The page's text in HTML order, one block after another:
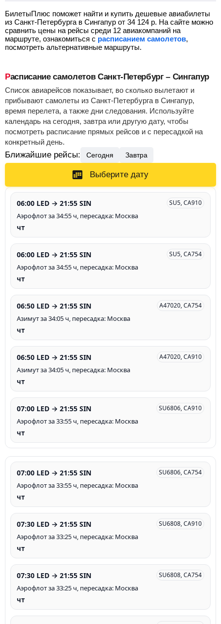
БилетыПлюс поможет найти и купить дешевые авиабилеты
из Санкт-Петербурга в Сингапур от 34 124 р. На сайте можно
сравнить цены на рейсы среди 12 авиакомпаний на
маршруте, ознакомиться с расписанием самолетов,
посмотреть альтернативные маршруты.
Расписание самолетов Санкт-Петербург – Сингапур
Список авиарейсов показывает, во сколько вылетают и
прибывают самолеты из Санкт-Петербурга в Сингапур,
время перелета, а также дни следования. Используйте
календарь на сегодня, завтра или другую дату, чтобы
посмотреть расписание прямых рейсов и с пересадкой на
конкретный день.
Ближайшие рейсы: Сегодня Завтра
Выберите дату
06:00 LED → 21:55 SIN SU5, CA910
Аэрофлот за 34:55 ч, пересадка: Москва
чт
06:00 LED → 21:55 SIN SU5, CA754
Аэрофлот за 34:55 ч, пересадка: Москва
чт
06:50 LED → 21:55 SIN A47020, CA754
Азимут за 34:05 ч, пересадка: Москва
чт
06:50 LED → 21:55 SIN A47020, CA910
Азимут за 34:05 ч, пересадка: Москва
чт
07:00 LED → 21:55 SIN SU6806, CA910
Аэрофлот за 33:55 ч, пересадка: Москва
чт
07:00 LED → 21:55 SIN SU6806, CA754
Аэрофлот за 33:55 ч, пересадка: Москва
чт
07:30 LED → 21:55 SIN SU6808, CA910
Аэрофлот за 33:25 ч, пересадка: Москва
чт
07:30 LED → 21:55 SIN SU6808, CA754
Аэрофлот за 33:25 ч, пересадка: Москва
чт